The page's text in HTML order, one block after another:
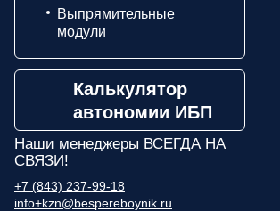
Выпрямительные
модули
Калькулятор
автономии ИБП
Наши менеджеры ВСЕГДА НА
СВЯЗИ!
+7 (843) 237-99-18
info+kzn@bespereboynik.ru